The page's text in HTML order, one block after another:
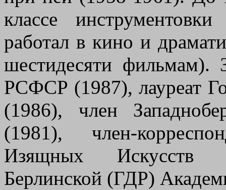
классе
работал в кино и
шестидесяти фильмам).
РСФСР (1987), лауреат
(1986), член
(1981), член-
Изящных Искусств
Берлинской (ГДР)